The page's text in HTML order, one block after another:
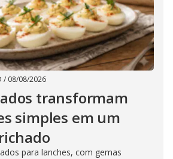
/ 08/08/2026
transformam
simples em um
para lanches, com gemas